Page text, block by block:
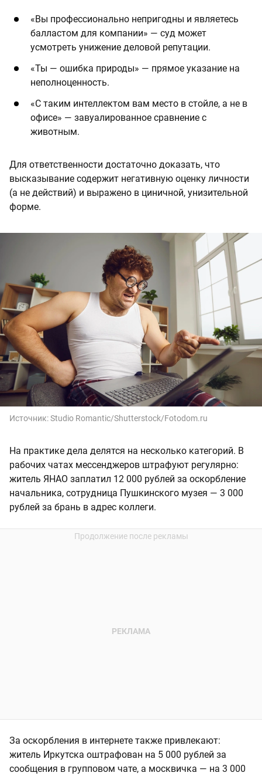
«Вы профессионально непригодны и являетесь
балластом для компании» — суд может
усмотреть унижение деловой репутации.
«Ты — ошибка природы» — прямое указание на
неполноценность.
«С таким интеллектом вам место в стойле, а не в
офисе» — завуалированное сравнение с
животным.
Для ответственности достаточно доказать, что
высказывание содержит негативную оценку личности
(а не действий) и выражено в циничной, унизительной
форме.
Источник:Studio Romantic/Shutterstock/Fotodom.ru
На практике дела делятся на несколько категорий. В
рабочих чатах мессенджеров штрафуют регулярно:
житель ЯНАО заплатил 12 000 рублей за оскорбление
начальника, сотрудница Пушкинского музея — 3 000
рублей за брань в адрес коллеги.
За оскорбления в интернете также привлекают:
житель Иркутска оштрафован на 5 000 рублей за
сообщения в групповом чате, а москвичка — на 3 000